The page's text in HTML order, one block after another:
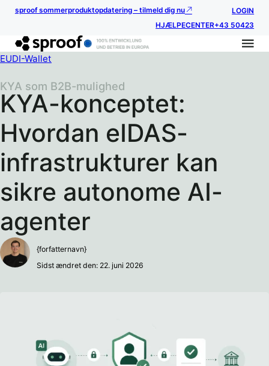
sproof sommerproduktopdatering – tilmeld dig nu
LOGIN
HJÆLPECENTER+43 50423
EUDI-Wallet
KYA-konceptet:
Hvordan eIDAS-
infrastrukturer kan
sikre autonome AI-
agenter
KYA som B2B-mulighed
{forfatternavn}
Sidst ændret den: 22. juni 2026